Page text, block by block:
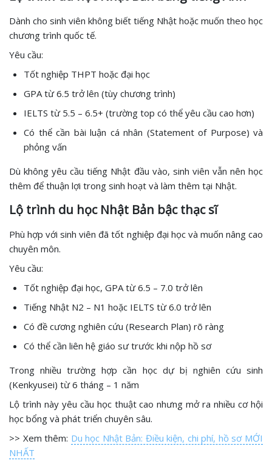
Dành cho sinh viên không biết tiếng Nhật hoặc muốn theo học
chương trình quốc tế.
Yêu cầu:
Tốt nghiệp THPT hoặc đại học
GPA từ 6.5 trở lên (tùy chương trình)
IELTS từ 5.5 – 6.5+ (trường top có thể yêu cầu cao hơn)
Có thể cần bài luận cá nhân (Statement of Purpose) và
phỏng vấn
Dù không yêu cầu tiếng Nhật đầu vào, sinh viên vẫn nên học
thêm để thuận lợi trong sinh hoạt và làm thêm tại Nhật.
Lộ trình du học Nhật Bản bậc thạc sĩ
Phù hợp với sinh viên đã tốt nghiệp đại học và muốn nâng cao
chuyên môn.
Yêu cầu:
Tốt nghiệp đại học, GPA từ 6.5 – 7.0 trở lên
Tiếng Nhật N2 – N1 hoặc IELTS từ 6.0 trở lên
Có đề cương nghiên cứu (Research Plan) rõ ràng
Có thể cần liên hệ giáo sư trước khi nộp hồ sơ
Trong nhiều trường hợp cần học dự bị nghiên cứu sinh
(Kenkyusei) từ 6 tháng – 1 năm
Lộ trình này yêu cầu học thuật cao nhưng mở ra nhiều cơ hội
học bổng và phát triển chuyên sâu.
>> Xem thêm: Du học Nhật Bản: Điều kiện, chi phí, hồ sơ MỚI
NHẤT